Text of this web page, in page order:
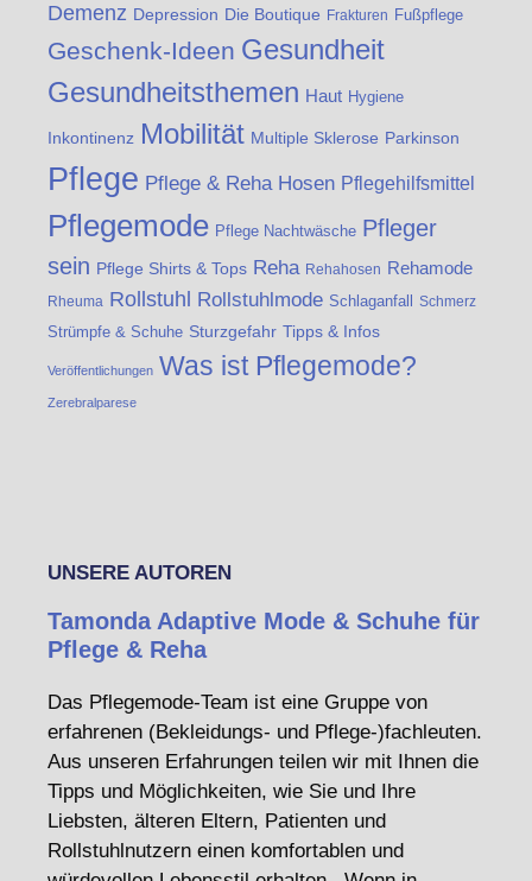
Demenz Depression Die Boutique Frakturen Fußpflege
Geschenk-Ideen Gesundheit
Gesundheitsthemen Haut Hygiene
Inkontinenz Mobilität Multiple Sklerose Parkinson
Pflege Pflege & Reha Hosen Pflegehilfsmittel
Pflegemode Pflege Nachtwäsche Pfleger
sein Pflege Shirts & Tops Reha Rehahosen Rehamode
Rheuma Rollstuhl Rollstuhlmode Schlaganfall Schmerz
Strümpfe & Schuhe Sturzgefahr Tipps & Infos
Veröffentlichungen Was ist Pflegemode?
Zerebralparese
UNSERE AUTOREN
Tamonda Adaptive Mode & Schuhe für
Pflege & Reha
Das Pflegemode-Team ist eine Gruppe von
erfahrenen (Bekleidungs- und Pflege-)fachleuten.
Aus unseren Erfahrungen teilen wir mit Ihnen die
Tipps und Möglichkeiten, wie Sie und Ihre
Liebsten, älteren Eltern, Patienten und
Rollstuhlnutzern einen komfortablen und